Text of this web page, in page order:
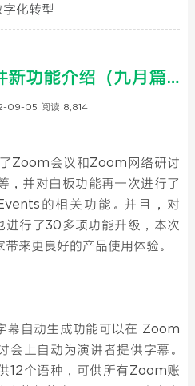
化转型
Zoom视频会议软件新功能介绍（九月篇）
09-05 阅读 8,814
Zoom会议和Zoom网络研讨
，并对白板功能再一次进行了
的相关功能。并且，对
行了30多项功能升级，本次
来更良好的产品使用体验。
幕自动生成功能可以在 Zoom
上自动为演讲者提供字幕。
12个语种，可供所有Zoom账